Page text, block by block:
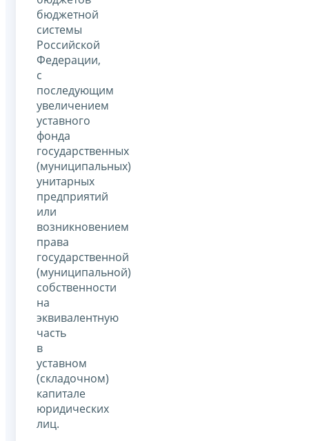
бюджетной
системы
Российской
Федерации,
с
последующим
увеличением
уставного
фонда
государственных
(муниципальных)
унитарных
предприятий
или
возникновением
права
государственной
(муниципальной)
собственности
на
эквивалентную
часть
в
уставном
(складочном)
капитале
юридических
лиц.